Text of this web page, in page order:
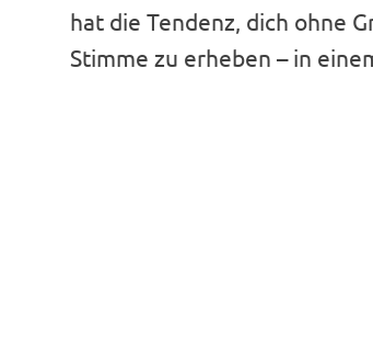
hat die Tendenz, dich ohne
Stimme zu erheben – in